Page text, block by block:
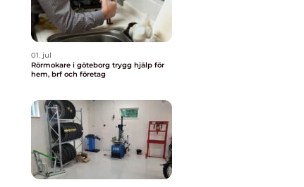
01. jul
Rörmokare i göteborg trygg hjälp för
hem, brf och företag